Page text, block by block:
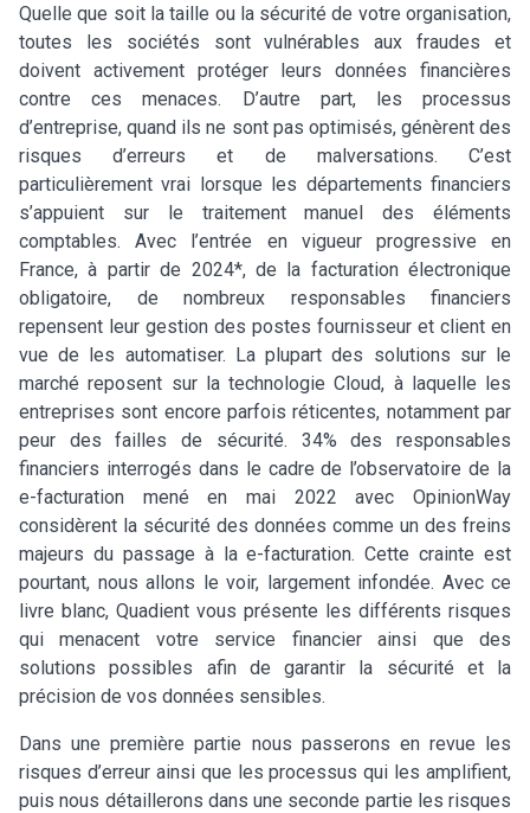
Quelle que soit la taille ou la sécurité de votre organisation,
toutes les sociétés sont vulnérables aux fraudes et
doivent activement protéger leurs données financières
contre ces menaces. D’autre part, les processus
d’entreprise, quand ils ne sont pas optimisés, génèrent des
risques d’erreurs et de malversations. C’est
particulièrement vrai lorsque les départements financiers
s’appuient sur le traitement manuel des éléments
comptables. Avec l’entrée en vigueur progressive en
France, à partir de 2024*, de la facturation électronique
obligatoire, de nombreux responsables financiers
repensent leur gestion des postes fournisseur et client en
vue de les automatiser. La plupart des solutions sur le
marché reposent sur la technologie Cloud, à laquelle les
entreprises sont encore parfois réticentes, notamment par
peur des failles de sécurité. 34% des responsables
financiers interrogés dans le cadre de l’observatoire de la
e-facturation mené en mai 2022 avec OpinionWay
considèrent la sécurité des données comme un des freins
majeurs du passage à la e-facturation. Cette crainte est
pourtant, nous allons le voir, largement infondée. Avec ce
livre blanc, Quadient vous présente les différents risques
qui menacent votre service financier ainsi que des
solutions possibles afin de garantir la sécurité et la
précision de vos données sensibles.
Dans une première partie nous passerons en revue les
risques d’erreur ainsi que les processus qui les amplifient,
puis nous détaillerons dans une seconde partie les risques